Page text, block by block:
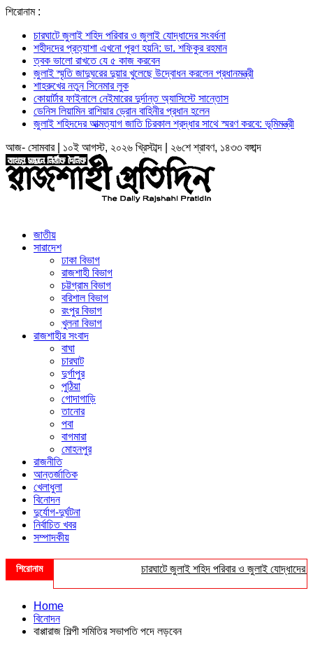
শিরোনাম :
চারঘাটে জুলাই শহিদ পরিবার ও জুলাই যোদ্ধাদের সংবর্ধনা
শহীদদের প্রত্যাশা এখনো পূরণ হয়নি: ডা. শফিকুর রহমান
ত্বক ভালো রাখতে যে ৫ কাজ করবেন
জুলাই স্মৃতি জাদুঘরের দুয়ার খুলেছে উদ্বোধন করলেন প্রধানমন্ত্রী
শাহরুখের নতুন সিনেমার লুক
কোয়ার্টার ফাইনালে নেইমারের দুর্দান্ত অ্যাসিস্টে সান্তোস
ডেনিস লিয়ামিন রাশিয়ার ড্রোন বাহিনীর প্রধান হলেন
জুলাই শহিদদের আত্মত্যাগ জাতি চিরকাল শ্রদ্ধার সাথে স্মরণ করবে: ভূমিমন্ত্রী
আজ- সোমবার | ১০ই আগস্ট, ২০২৬ খ্রিস্টাব্দ | ২৬শে শ্রাবণ, ১৪৩৩ বঙ্গাব্দ
জাতীয়
সারাদেশ
ঢাকা বিভাগ
রাজশাহী বিভাগ
চট্টগ্রাম বিভাগ
বরিশাল বিভাগ
রংপুর বিভাগ
খুলনা বিভাগ
রাজশাহীর সংবাদ
বাঘা
চারঘাট
দুর্গাপুর
পুঠিয়া
গোদাগাড়ি
তানোর
পবা
বাগমারা
মোহনপুর
রাজনীতি
আন্তর্জাতিক
খেলাধুলা
বিনোদন
দুর্যোগ-দুর্ঘটনা
নির্বাচিত খবর
সম্পাদকীয়
শিরোনাম চারঘাটে জুলাই শহিদ পরিবার ও জুলাই যোদ্ধাদের
Home
বিনোদন
বাপ্পারাজ শিল্পী সমিতির সভাপতি পদে লড়বেন